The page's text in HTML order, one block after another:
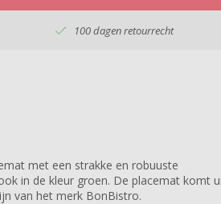
100 dagen retourrecht
met een strakke en robuuste
in de kleur groen. De placemat komt
van het merk BonBistro.